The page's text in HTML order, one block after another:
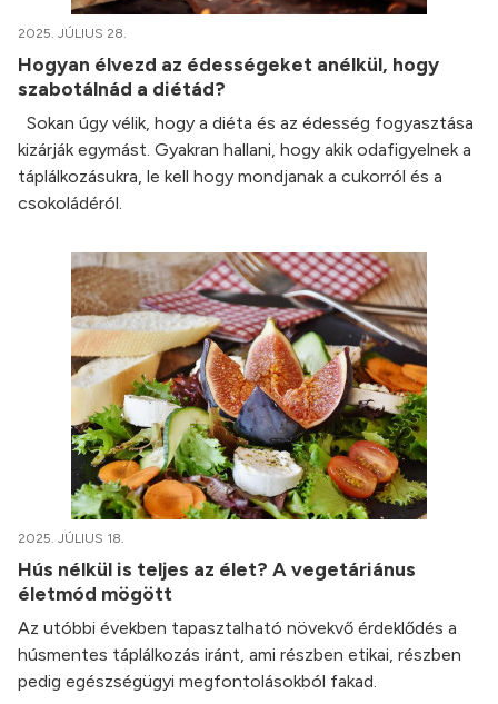
2025. JÚLIUS 28.
Hogyan élvezd az édességeket anélkül, hogy
szabotálnád a diétád?
Sokan úgy vélik, hogy a diéta és az édesség fogyasztása
kizárják egymást. Gyakran hallani, hogy akik odafigyelnek a
táplálkozásukra, le kell hogy mondjanak a cukorról és a
csokoládéról.
2025. JÚLIUS 18.
Hús nélkül is teljes az élet? A vegetáriánus
életmód mögött
Az utóbbi években tapasztalható növekvő érdeklődés a
húsmentes táplálkozás iránt, ami részben etikai, részben
pedig egészségügyi megfontolásokból fakad.